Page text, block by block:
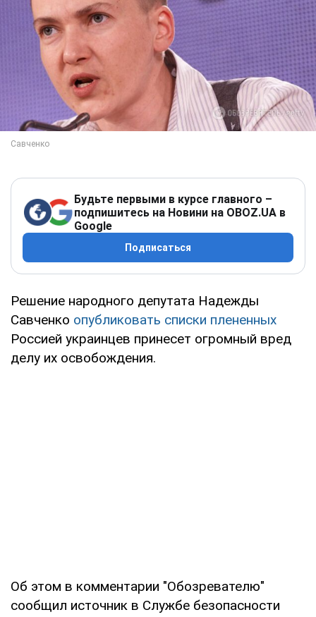
Будьте первыми в курсе главного –
подпишитесь на Новини на OBOZ.UA в
Google
Подписаться
Решение народного депутата Надежды
Савченко опубликовать списки плененных
Россией украинцев принесет огромный вред
делу их освобождения.
Об этом в комментарии "Обозревателю"
сообщил источник в Службе безопасности